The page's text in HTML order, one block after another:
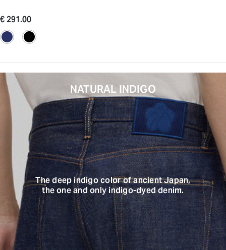
€ 291.00
NATURAL INDIGO
The deep indigo color of ancient Japan,
the one and only indigo-dyed denim.